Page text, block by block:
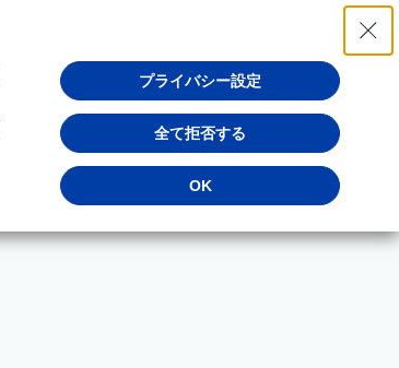
プライバシー設定
全て拒否する
OK